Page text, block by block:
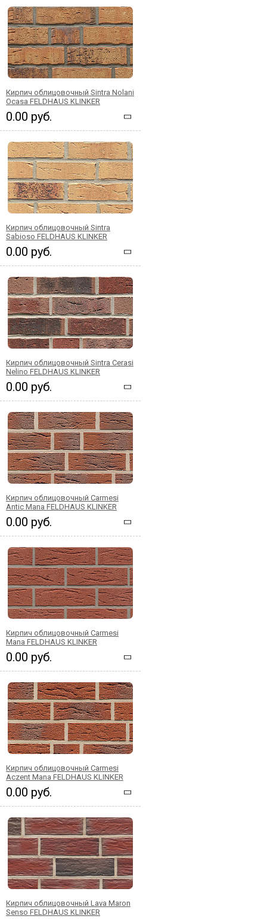
Кирпич облицовочный Sintra Nolani
Ocasa FELDHAUS KLINKER
0.00 руб.
Кирпич облицовочный Sintra
Sabioso FELDHAUS KLINKER
0.00 руб.
Кирпич облицовочный Sintra Cerasi
Nelino FELDHAUS KLINKER
0.00 руб.
Кирпич облицовочный Carmesi
Antic Mana FELDHAUS KLINKER
0.00 руб.
Кирпич облицовочный Carmesi
Mana FELDHAUS KLINKER
0.00 руб.
Кирпич облицовочный Carmesi
Aczent Mana FELDHAUS KLINKER
0.00 руб.
Кирпич облицовочный Lava Maron
Senso FELDHAUS KLINKER